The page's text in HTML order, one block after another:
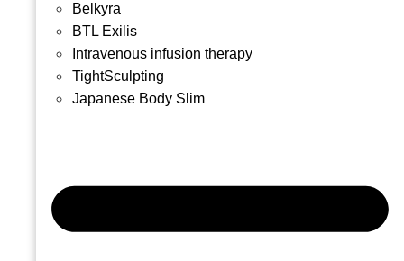
Belkyra
BTL Exilis
Intravenous infusion therapy
TightSculpting
Japanese Body Slim